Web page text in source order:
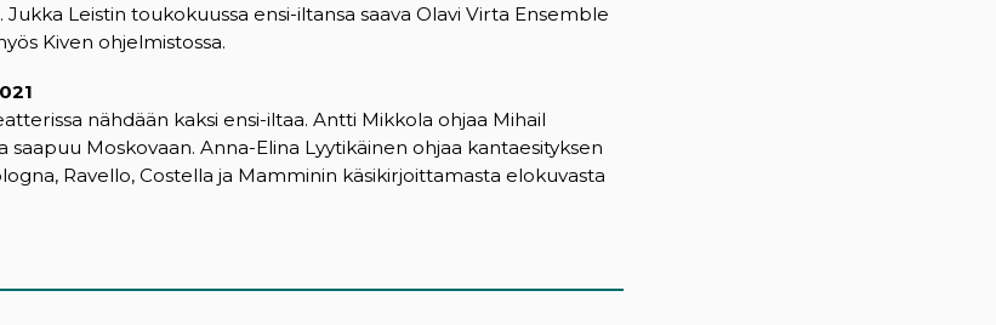
Leistin toukokuussa ensi-iltansa saava Olavi Virta Ensemble
Kiven ohjelmistossa.
nähdään kaksi ensi-iltaa. Antti Mikkola ohjaa Mihail
saapuu Moskovaan. Anna-Elina Lyytikäinen ohjaa kantaesityksen
Ravello, Costella ja Mamminin käsikirjoittamasta elokuvasta